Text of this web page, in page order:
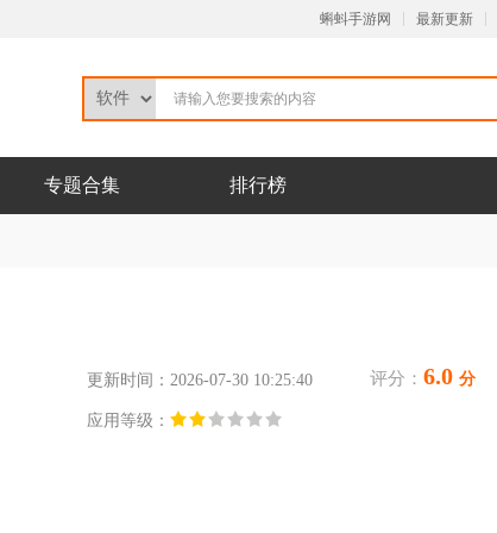
蝌蚪手游网 最新更新
专题合集 排行榜
更新时间：2026-07-30 10:25:40
应用等级：
评分： 6.0 分